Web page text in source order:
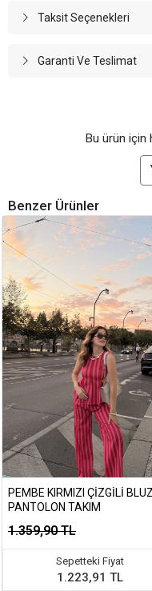
Taksit Seçenekleri
Garanti Ve Teslimat
Bu ürün için
Benzer Ürünler
PEMBE KIRMIZI ÇIZGILI BLUZ
PANTOLON TAKIM
1.359,90 TL
Sepetteki Fiyat
1.223,91 TL